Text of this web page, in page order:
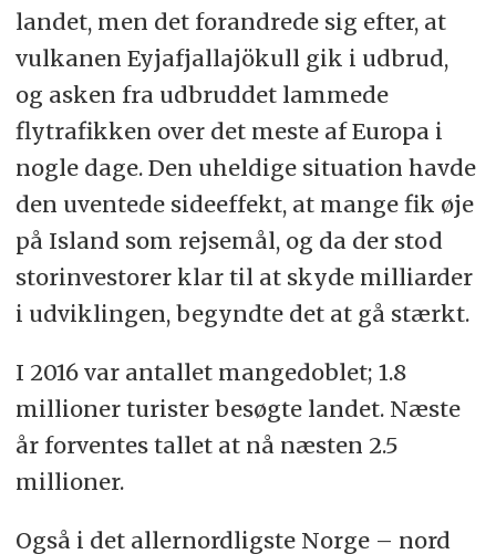
landet, men det forandrede sig efter, at
vulkanen Eyjafjallajökull gik i udbrud,
og asken fra udbruddet lammede
flytrafikken over det meste af Europa i
nogle dage. Den uheldige situation havde
den uventede sideeffekt, at mange fik øje
på Island som rejsemål, og da der stod
storinvestorer klar til at skyde milliarder
i udviklingen, begyndte det at gå stærkt.
I 2016 var antallet mangedoblet; 1.8
millioner turister besøgte landet. Næste
år forventes tallet at nå næsten 2.5
millioner.
Også i det allernordligste Norge – nord